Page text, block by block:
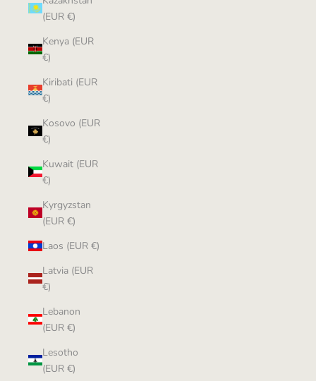
(EUR €)
Kenya (EUR
€)
Kiribati (EUR
€)
Kosovo (EUR
€)
Kuwait (EUR
€)
Kyrgyzstan
(EUR €)
Laos (EUR €)
Latvia (EUR
€)
Lebanon
(EUR €)
Lesotho
(EUR €)